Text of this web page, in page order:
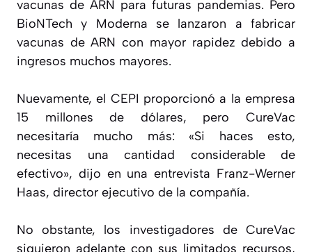
vacunas de ARN para futuras pandemias. Pero
BioNTech y Moderna se lanzaron a fabricar
vacunas de ARN con mayor rapidez debido a
ingresos muchos mayores.
Nuevamente, el CEPI proporcionó a la empresa
15 millones de dólares, pero CureVac
necesitaría mucho más: «Si haces esto,
necesitas una cantidad considerable de
efectivo», dijo en una entrevista Franz-Werner
Haas, director ejecutivo de la compañía.
No obstante, los investigadores de CureVac
siguieron adelante con sus limitados recursos,